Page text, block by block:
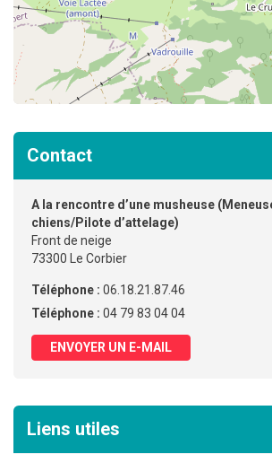
Contact
A la rencontre d’une musheuse
chiens/Pilote d’attelage)
Front de neige
73300 Le Corbier
Téléphone : 06.18.21.87.46
Téléphone : 04 79 83 04 04
ENVOYER UN E-MAIL
Liens utiles